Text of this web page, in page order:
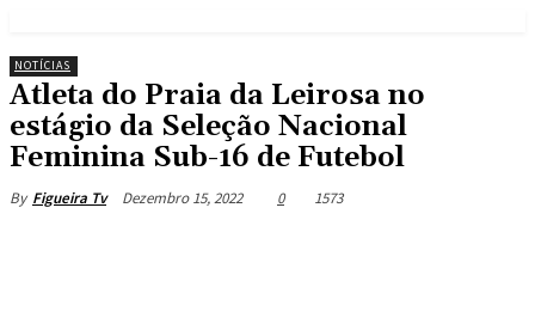
NOTÍCIAS
Atleta do Praia da Leirosa no
estágio da Seleção Nacional
Feminina Sub-16 de Futebol
By Figueira Tv Dezembro 15, 2022 0 1573